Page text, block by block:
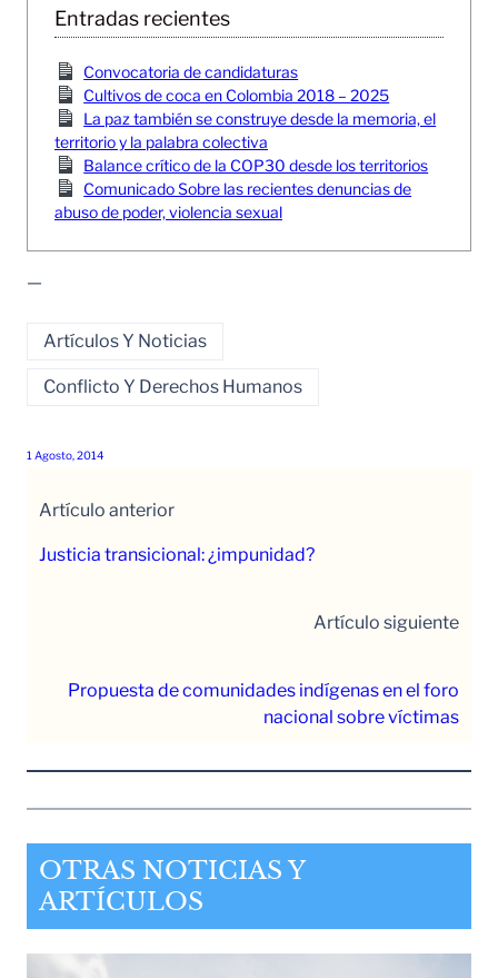
Entradas recientes
Convocatoria de candidaturas
Cultivos de coca en Colombia 2018 – 2025
La paz también se construye desde la memoria, el
territorio y la palabra colectiva
Balance crítico de la COP30 desde los territorios
Comunicado Sobre las recientes denuncias de
abuso de poder, violencia sexual
—
Artículos Y Noticias
Conflicto Y Derechos Humanos
1 Agosto, 2014
Artículo anterior
Justicia transicional: ¿impunidad?
Artículo siguiente
Propuesta de comunidades indígenas en el foro
nacional sobre víctimas
OTRAS NOTICIAS Y
ARTÍCULOS